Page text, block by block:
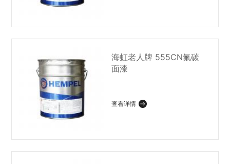
海虹老人牌 555CN氟碳
面漆
查看详情